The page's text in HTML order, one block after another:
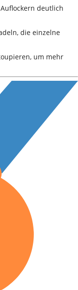
deutlich
die einzelne
um mehr